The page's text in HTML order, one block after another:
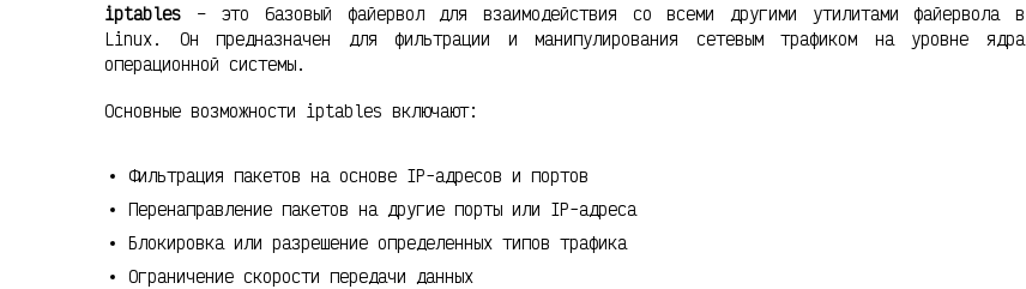
iptables – это базовый файервол для взаимодействия со всеми другими утилитами файервола в
Linux. Он предназначен для фильтрации и манипулирования сетевым трафиком на уровне ядра
операционной системы.
Основные возможности iptables включают:
Фильтрация пакетов на основе IP-адресов и портов
Перенаправление пакетов на другие порты или IP-адреса
Блокировка или разрешение определенных типов трафика
Ограничение скорости передачи данных